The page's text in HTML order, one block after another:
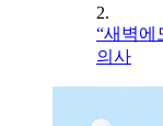
2.
“새벽에
의사